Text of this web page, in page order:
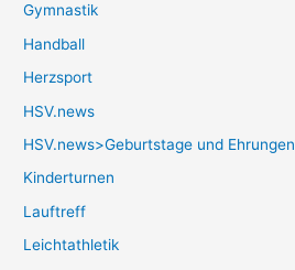
Gymnastik
Handball
Herzsport
HSV.news
HSV.news>Geburtstage und Ehrungen
Kinderturnen
Lauftreff
Leichtathletik